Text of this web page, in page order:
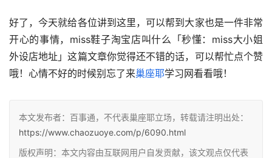
好了，今天就给各位讲到这里，可以帮到大家也是一件非常
开心的事情，miss鞋子淘宝店叫什么「秒懂：miss大小姐
外设店地址」这篇文章你觉得还不错的话，可以帮忙点个赞
哦！心情不好的时候别忘了来巢座耶学习网看看哦！
本文发布者：百事通，不代表巢座耶立场，转载请注明出处：
https://www.chaozuoye.com/p/6090.html
版权声明：本文内容由互联网用户自发贡献，该文观点仅代表